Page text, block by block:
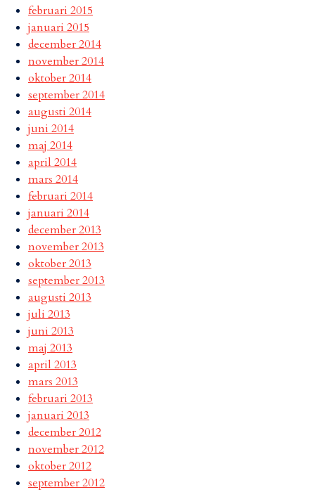
februari 2015
januari 2015
december 2014
november 2014
oktober 2014
september 2014
augusti 2014
juni 2014
maj 2014
april 2014
mars 2014
februari 2014
januari 2014
december 2013
november 2013
oktober 2013
september 2013
augusti 2013
juli 2013
juni 2013
maj 2013
april 2013
mars 2013
februari 2013
januari 2013
december 2012
november 2012
oktober 2012
september 2012